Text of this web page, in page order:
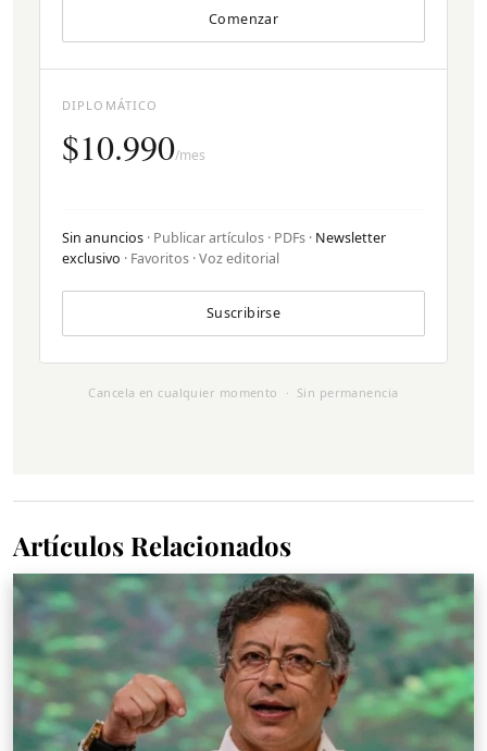
Comenzar
DIPLOMÁTICO
$10.990/mes
Sin anuncios · Publicar artículos · PDFs · Newsletter
exclusivo · Favoritos · Voz editorial
Suscribirse
Cancela en cualquier momento · Sin permanencia
Artículos Relacionados